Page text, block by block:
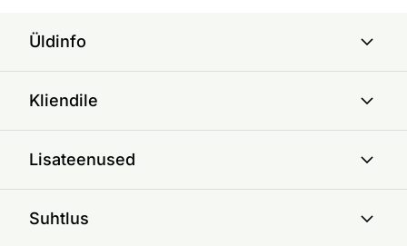
Üldinfo
Kliendile
Lisateenused
Suhtlus